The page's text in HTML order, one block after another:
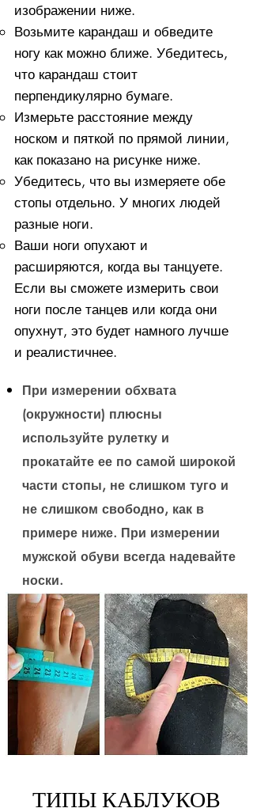
изображении ниже.
Возьмите карандаш и обведите
ногу как можно ближе. Убедитесь,
что карандаш стоит
перпендикулярно бумаге.
Измерьте расстояние между
носком и пяткой по прямой линии,
как показано на рисунке ниже.
Убедитесь, что вы измеряете обе
стопы отдельно. У многих людей
разные ноги.
Ваши ноги опухают и
расширяются, когда вы танцуете.
Если вы сможете измерить свои
ноги после танцев или когда они
опухнут, это будет намного лучше
и реалистичнее.
При измерении обхвата
(окружности) плюсны
используйте рулетку и
прокатайте ее по самой широкой
части стопы, не слишком туго и
не слишком свободно, как в
примере ниже. При измерении
мужской обуви всегда надевайте
носки.
ТИПЫ КАБЛУКОВ